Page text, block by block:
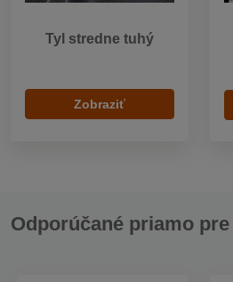
Tyl stredne tuhý
Zobraziť
Odporúčané priamo pre